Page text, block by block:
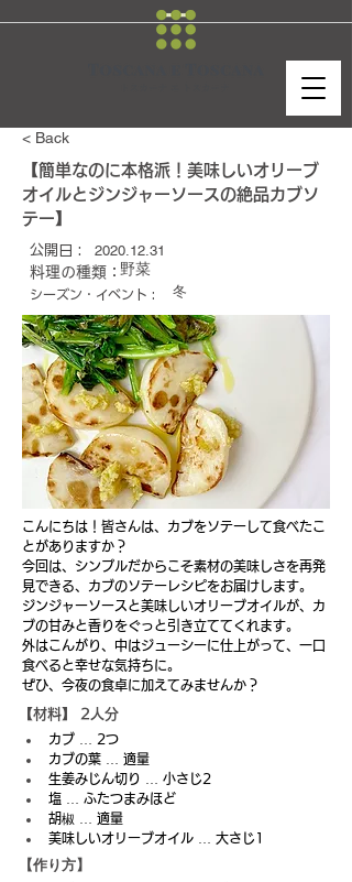
< Back
【簡単なのに本格派！美味しいオリーブ
オイルとジンジャーソースの絶品カブソ
テー】
公開日 : 2020.12.31
料理の種類：野菜
シーズン・イベント : 冬
こんにちは！皆さんは、カブをソテーして食べたこ
とがありますか？
今回は、シンプルだからこそ素材の美味しさを再発
見できる、カブのソテーレシピをお届けします。
ジンジャーソースと美味しいオリーブオイルが、カ
ブの甘みと香りをぐっと引き立ててくれます。
外はこんがり、中はジューシーに仕上がって、一口
食べると幸せな気持ちに。
ぜひ、今夜の食卓に加えてみませんか？
【材料】 2人分
カブ … 2つ
カブの葉 … 適量
生姜みじん切り … 小さじ2
塩 … ふたつまみほど
胡椒 … 適量
美味しいオリーブオイル … 大さじ1
【作り方】